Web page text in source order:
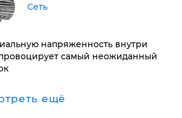
Сеть
напряженность внутри
самый неожиданный
ещё